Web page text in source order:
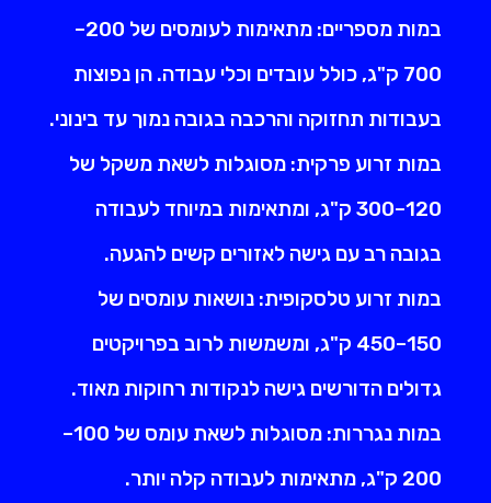
במות מספריים: מתאימות לעומסים של 200–
700 ק"ג, כולל עובדים וכלי עבודה. הן נפוצות
בעבודות תחזוקה והרכבה בגובה נמוך עד בינוני.
במות זרוע פרקית: מסוגלות לשאת משקל של
120–300 ק"ג, ומתאימות במיוחד לעבודה
בגובה רב עם גישה לאזורים קשים להגעה.
במות זרוע טלסקופית: נושאות עומסים של
150–450 ק"ג, ומשמשות לרוב בפרויקטים
גדולים הדורשים גישה לנקודות רחוקות מאוד.
במות נגררות: מסוגלות לשאת עומס של 100–
200 ק"ג, מתאימות לעבודה קלה יותר.